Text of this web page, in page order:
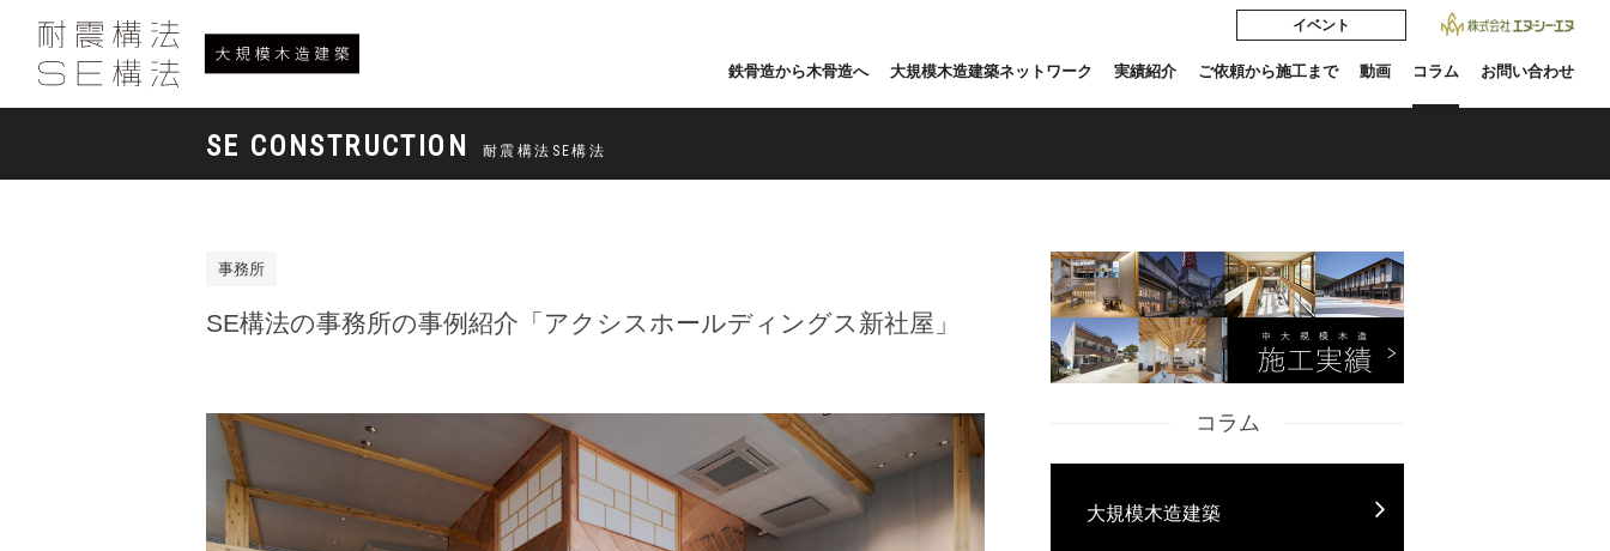
イベント
鉄骨造から木骨造へ 大規模木造建築ネットワーク 実績紹介 ご依頼から施工まで 動画 コラム お問い合わせ
SE CONSTRUCTION 耐震構法SE構法
事務所
SE構法の事務所の事例紹介「アクシスホールディングス新社屋」
コラム
大規模木造建築